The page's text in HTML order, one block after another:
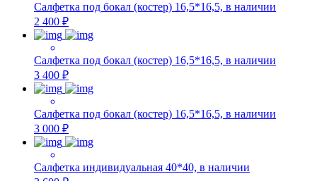
Салфетка под бокал (костер) 16,5*16,5, в наличии
2 400 ₽
Салфетка под бокал (костер) 16,5*16,5, в наличии
3 400 ₽
Салфетка под бокал (костер) 16,5*16,5, в наличии
3 000 ₽
Салфетка индивидуальная 40*40, в наличии